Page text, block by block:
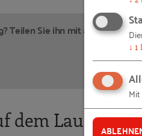
Teilen Sie ihn mit anderen:
dem
↓ 1